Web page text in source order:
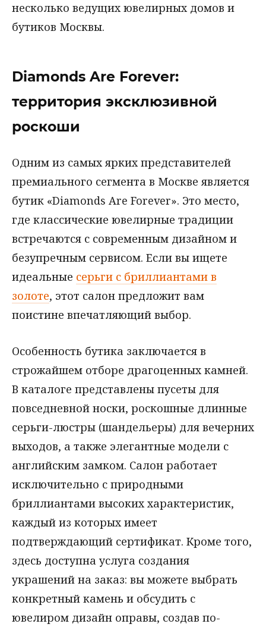
несколько ведущих ювелирных домов и
бутиков Москвы.
Diamonds Are Forever:
территория эксклюзивной
роскоши
Одним из самых ярких представителей
премиального сегмента в Москве является
бутик «Diamonds Are Forever». Это место,
где классические ювелирные традиции
встречаются с современным дизайном и
безупречным сервисом. Если вы ищете
идеальные серьги с бриллиантами в
золоте, этот салон предложит вам
поистине впечатляющий выбор.
Особенность бутика заключается в
строжайшем отборе драгоценных камней.
В каталоге представлены пусеты для
повседневной носки, роскошные длинные
серьги-люстры (шандельеры) для вечерних
выходов, а также элегантные модели с
английским замком. Салон работает
исключительно с природными
бриллиантами высоких характеристик,
каждый из которых имеет
подтверждающий сертификат. Кроме того,
здесь доступна услуга создания
украшений на заказ: вы можете выбрать
конкретный камень и обсудить с
ювелиром дизайн оправы, создав по-